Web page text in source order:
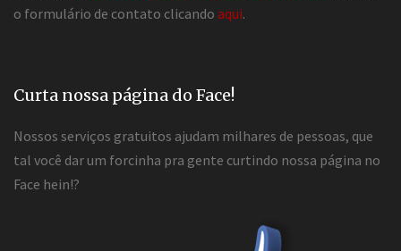
o formulário de contato clicando aqui.
Curta nossa página do Face!
Nossos serviços gratuitos ajudam milhares de pessoas, que
tal você dar um forcinha pra gente curtindo nossa página no
Face hein!?